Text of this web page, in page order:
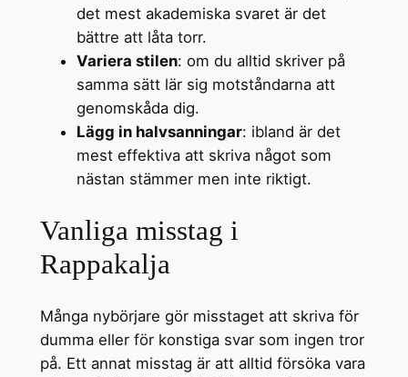
det mest akademiska svaret är det
bättre att låta torr.
Variera stilen: om du alltid skriver på
samma sätt lär sig motståndarna att
genomskåda dig.
Lägg in halvsanningar: ibland är det
mest effektiva att skriva något som
nästan stämmer men inte riktigt.
Vanliga misstag i
Rappakalja
Många nybörjare gör misstaget att skriva för
dumma eller för konstiga svar som ingen tror
på. Ett annat misstag är att alltid försöka vara